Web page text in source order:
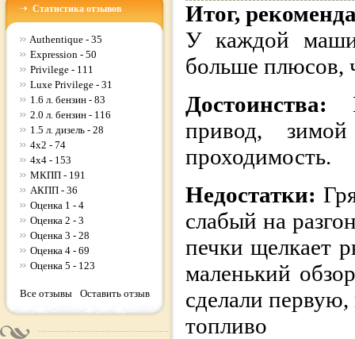
Статистика отзывов
Authentique - 35
Expression - 50
Privilege - 111
Luxe Privilege - 31
1.6 л. бензин - 83
2.0 л. бензин - 116
1.5 л. дизель - 28
4x2 - 74
4x4 - 153
МКПП - 191
АКПП - 36
Оценка 1 - 4
Оценка 2 - 3
Оценка 3 - 28
Оценка 4 - 69
Оценка 5 - 123
Все отзывы Оставить отзыв
Итог,
У каждой
больше плюсов,
Достоинства:
привод,
проходимость.
Недостатки:
слабый на
печки щелкает
маленький
сделали
топливо